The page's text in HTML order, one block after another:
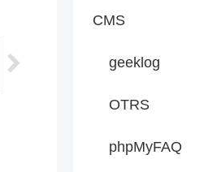
CMS
geeklog
OTRS
phpMyFAQ